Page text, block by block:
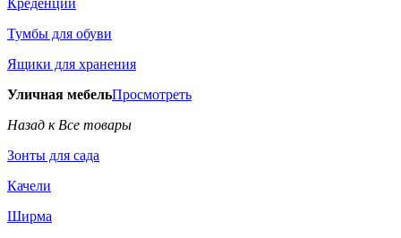
Креденции
Тумбы для обуви
Ящики для хранения
Уличная мебельПросмотреть
Назад к Все товары
Зонты для сада
Качели
Ширма